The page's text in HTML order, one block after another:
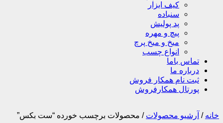
کیف ابزار
سنباده
پد پولیش
پیچ و مهره
میخ و میخ پرچ
انواع چسب
تماس باما
درباره ما
ثبت نام همکار فروش
پورتال همکارفروش
خانه / آرشیو محصولات / محصولات برچسب خورده “ست بکس”